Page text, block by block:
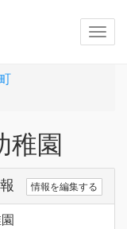
稚園
情報を編集する